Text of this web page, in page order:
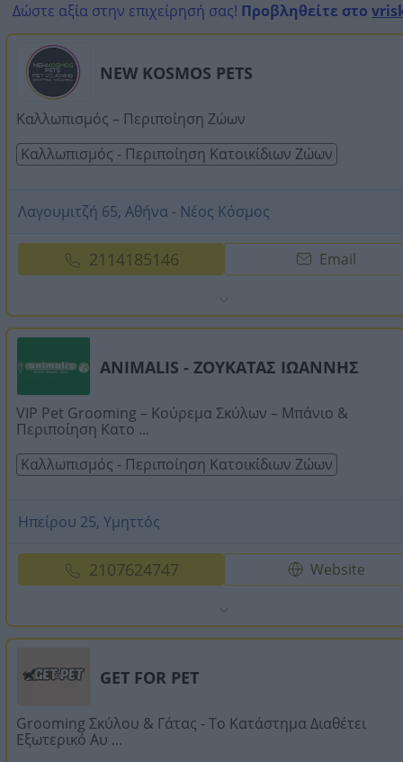
Δώστε αξία στην επιχείρησή σας! Προβληθείτε στο
NEW KOSMOS PETS
Καλλωπισμός – Περιποίηση Ζώων
Καλλωπισμός - Περιποίηση Κατοικίδιων Ζώων
Λαγουμιτζή 65, Αθήνα - Νέος Κόσμος
2114185146 Email
ANIMALIS - ΖΟΥΚΑΤΑΣ ΙΩΑΝΝΗΣ
VIP Pet Grooming – Κούρεμα Σκύλων – Μπάνιο &
Περιποίηση Κατο ...
Καλλωπισμός - Περιποίηση Κατοικίδιων Ζώων
Ηπείρου 25, Υμηττός
2107624747 Website
GET FOR PET
Grooming Σκύλου & Γάτας - Το Κατάστημα Διαθέτει
Εξωτερικό Αυ ...